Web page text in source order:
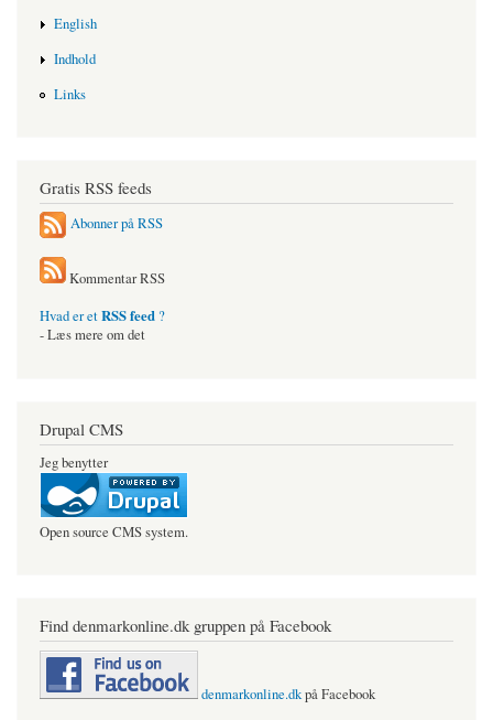
English
Indhold
Links
Gratis RSS feeds
Abonner på RSS
Kommentar RSS
Hvad er etRSS feed ?
- Læs mere om det
Drupal CMS
Jeg benytter
Open source CMS system.
Find denmarkonline.dk gruppen på Facebook
denmarkonline.dkpå Facebook